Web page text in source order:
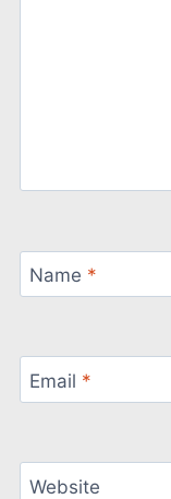
Name *
Email *
Website